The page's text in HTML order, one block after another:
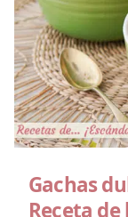
Gachas
Receta